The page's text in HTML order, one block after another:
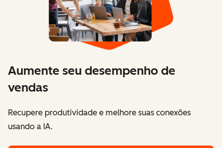
Aumente seu desempenho de
vendas
Recupere produtividade e melhore suas conexões
usando a IA.